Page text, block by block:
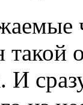
такой
И